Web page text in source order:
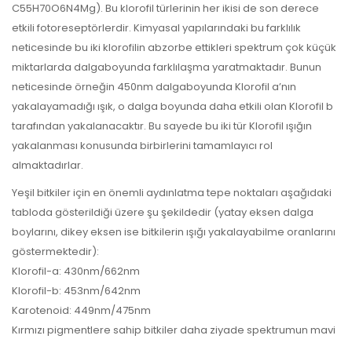
C55H70O6N4Mg). Bu klorofil türlerinin her ikisi de son derece
etkili fotoreseptörlerdir. Kimyasal yapılarındaki bu farklılık
neticesinde bu iki klorofilin abzorbe ettikleri spektrum çok küçük
miktarlarda dalgaboyunda farklılaşma yaratmaktadır. Bunun
neticesinde örneğin 450nm dalgaboyunda Klorofil a’nın
yakalayamadığı ışık, o dalga boyunda daha etkili olan Klorofil b
tarafından yakalanacaktır. Bu sayede bu iki tür Klorofil ışığın
yakalanması konusunda birbirlerini tamamlayıcı rol
almaktadırlar.
Yeşil bitkiler için en önemli aydınlatma tepe noktaları aşağıdaki
tabloda gösterildiği üzere şu şekildedir (yatay eksen dalga
boylarını, dikey eksen ise bitkilerin ışığı yakalayabilme oranlarını
göstermektedir):
Klorofil-a: 430nm/662nm
Klorofil-b: 453nm/642nm
Karotenoid: 449nm/475nm
Kırmızı pigmentlere sahip bitkiler daha ziyade spektrumun mavi